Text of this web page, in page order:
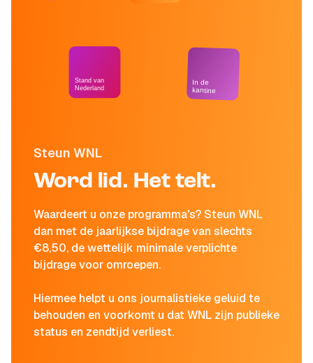
Steun WNL
Word lid. Het telt.
Waardeert u onze programma's? Steun WNL
dan met de jaarlijkse bijdrage van slechts
€8,50, de wettelijk minimale verplichte
bijdrage voor omroepen.
Hiermee helpt u ons journalistieke geluid te
behouden en voorkomt u dat WNL zijn publieke
status en zendtijd verliest.
Stand van
Nederland
In de
kantine